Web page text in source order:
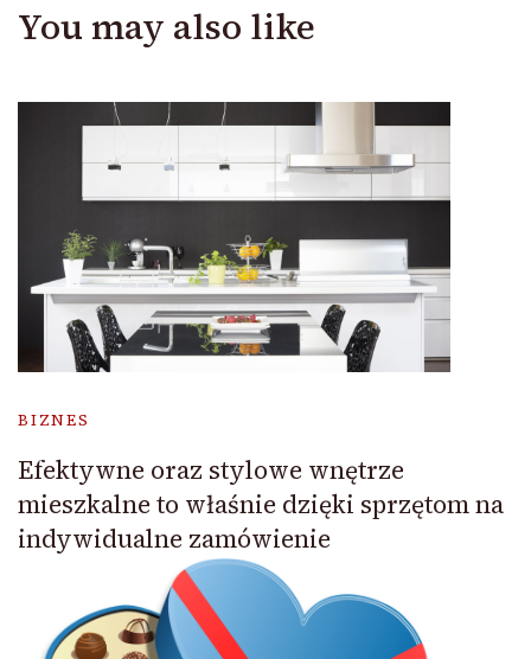
You may also like
BIZNES
Efektywne oraz stylowe wnętrze
mieszkalne to właśnie dzięki sprzętom na
indywidualne zamówienie